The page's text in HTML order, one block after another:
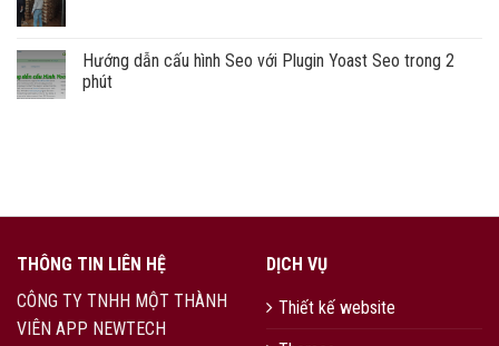
Hướng dẫn cấu hình Seo với Plugin Yoast Seo trong 2
phút
THÔNG TIN LIÊN HỆ
CÔNG TY TNHH MỘT THÀNH
VIÊN APP NEWTECH
DỊCH VỤ
Thiết kế website